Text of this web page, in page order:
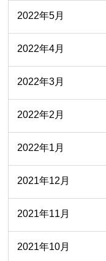
2022年5月
2022年4月
2022年3月
2022年2月
2022年1月
2021年12月
2021年11月
2021年10月